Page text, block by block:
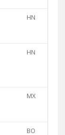
HN
HN
MX
BO